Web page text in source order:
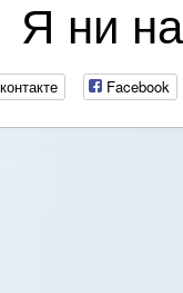
Я ни
Facebook